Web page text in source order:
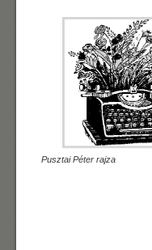
Pusztai Péter rajza